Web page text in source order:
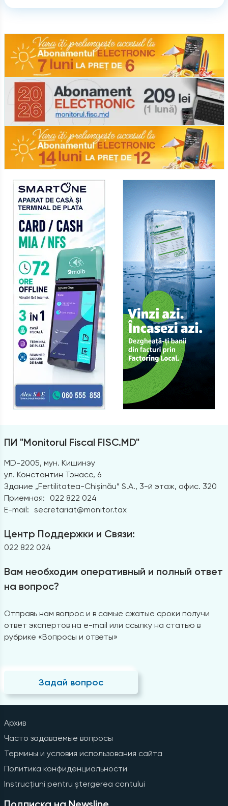
ПИ "Monitorul Fiscal FISC.MD"
MD-2005, мун. Кишинэу
ул. Константин Тэнасе, 6
Здание „Fertilitatea-Chișinău” S.A., 3-й этаж, офис. 320
Приемная:
022 822 024
E-mail: secretariat@monitor.tax
Центр Поддержки и Связи:
022 822 024
Вам необходим оперативный и полный ответ
на вопрос?
Отправь нам вопрос и в самые сжатые сроки получи
ответ экспертов на e-mail или ссылку на статью в
рубрике «Вопросы и ответы»
Задай вопрос
Архив
Часто задаваемые вопросы
Термины и условия использования сайта
Политика конфиденциальности
Instrucțiuni pentru ștergerea contului